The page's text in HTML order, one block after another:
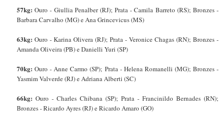
57kg: Ouro - Giullia Penalber (RJ); Prata - Camila Barreto (RS); Bronzes -
Barbara Carvalho (MG) e Ana Grincevicus (MS)
63kg: Ouro - Karina Olivera (RJ); Prata - Veronice Chagas (RN); Bronzes -
Amanda Oliveira (PB) e Danielli Yuri (SP)
70kg: Ouro - Anne Carmo (SP); Prata - Helena Romanelli (MG); Bronzes -
Yasmim Valverde (RJ) e Adriana Alberti (SC)
66kg: Ouro - Charles Chibana (SP); Prata - Francinildo Bernades (RN);
Bronzes - Ricardo Ayres (RJ) e Ricardo Amaro (GO)